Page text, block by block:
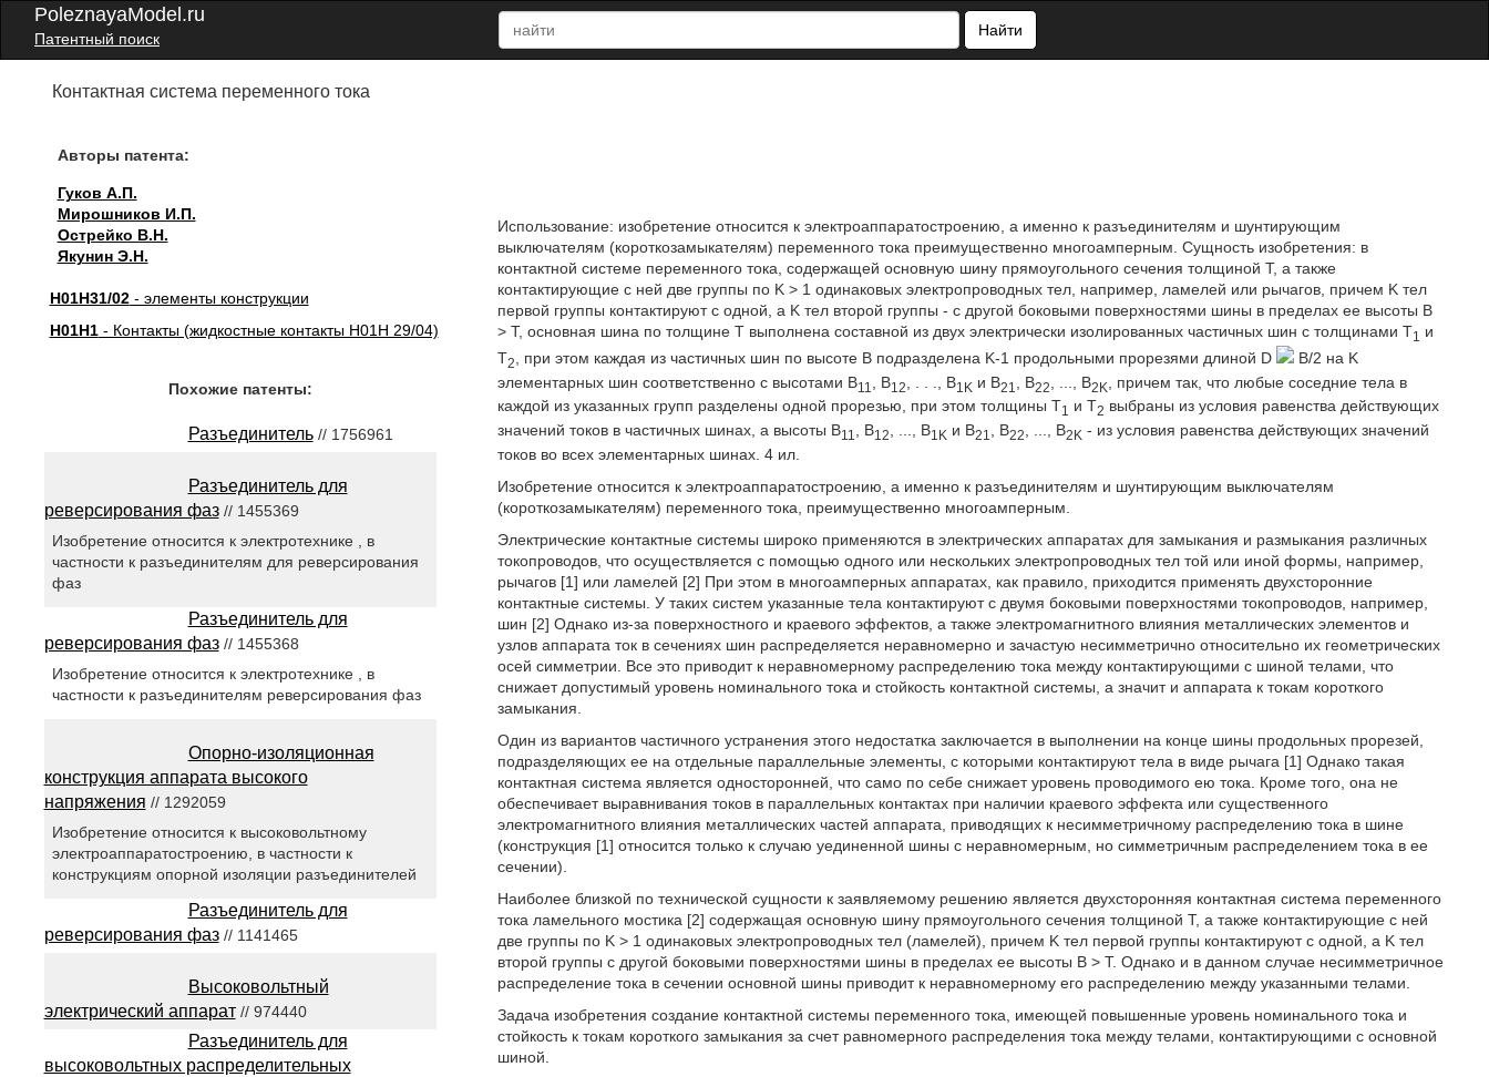
PoleznayaModel.ru
Патентный поиск
Найти
Контактная система переменного тока
Авторы патента:
Гуков А.П.
Мирошников И.П.
Острейко В.Н.
Якунин Э.Н.
H01H31/02- элементы конструкции
H01H1- Контакты (жидкостные контакты H01H 29/04)
Использование: изобретение относится к электроаппаратостроению, а именно к разъединителям и шунтирующим
выключателям (короткозамыкателям) переменного тока преимущественно многоамперным. Сущность изобретения: в
контактной системе переменного тока, содержащей основную шину прямоугольного сечения толщиной T, а также
контактирующие с ней две группы по K > 1 одинаковых электропроводных тел, например, ламелей или рычагов, причем K тел
первой группы контактируют с одной, а K тел второй группы - с другой боковыми поверхностями шины в пределах ее высоты B
> T, основная шина по толщине T выполнена составной из двух электрически изолированных частичных шин с толщинами T1
и
T2 , при этом каждая из частичных шин по высоте B подразделена K-1 продольными прорезями длиной D
B/2 на K
элементарных шин соответственно с высотами B11 , B12 , . . ., B1K и B21 , B22 , ..., B2K
, причем так, что любые соседние тела в
каждой из указанных групп разделены одной прорезью, при этом толщины T1 и T2 выбраны из условия равенства действующих
значений токов в частичных шинах, а высоты B11 , B12 , ..., B1K и B21 , B22 , ..., B2K - из условия равенства действующих значений
токов во всех элементарных шинах. 4 ил.
Изобретение относится к электроаппаратостроению, а именно к разъединителям и шунтирующим выключателям
(короткозамыкателям) переменного тока, преимущественно многоамперным.
Электрические контактные системы широко применяются в электрических аппаратах для замыкания и размыкания различных
токопроводов, что осуществляется с помощью одного или нескольких электропроводных тел той или иной формы, например,
рычагов [1] или ламелей [2] При этом в многоамперных аппаратах, как правило, приходится применять двухсторонние
контактные системы. У таких систем указанные тела контактируют с двумя боковыми поверхностями токопроводов, например,
шин [2] Однако из-за поверхностного и краевого эффектов, а также электромагнитного влияния металлических элементов и
узлов аппарата ток в сечениях шин распределяется неравномерно и зачастую несимметрично относительно их геометрических
осей симметрии. Все это приводит к неравномерному распределению тока между контактирующими с шиной телами, что
снижает допустимый уровень номинального тока и стойкость контактной системы, а значит и аппарата к токам короткого
замыкания.
Один из вариантов частичного устранения этого недостатка заключается в выполнении на конце шины продольных прорезей,
подразделяющих ее на отдельные параллельные элементы, с которыми контактируют тела в виде рычага [1] Однако такая
контактная система является односторонней, что само по себе снижает уровень проводимого ею тока. Кроме того, она не
обеспечивает выравнивания токов в параллельных контактах при наличии краевого эффекта или существенного
электромагнитного влияния металлических частей аппарата, приводящих к несимметричному распределению тока в шине
(конструкция [1] относится только к случаю уединенной шины с неравномерным, но симметричным распределением тока в ее
сечении).
Наиболее близкой по технической сущности к заявляемому решению является двухсторонняя контактная система переменного
тока ламельного мостика [2] содержащая основную шину прямоугольного сечения толщиной T, а также контактирующие с ней
две группы по K > 1 одинаковых электропроводных тел (ламелей), причем K тел первой группы контактируют с одной, а K тел
второй группы с другой боковыми поверхностями шины в пределах ее высоты B > T. Однако и в данном случае несимметричное
распределение тока в сечении основной шины приводит к неравномерному его распределению между указанными телами.
Задача изобретения создание контактной системы переменного тока, имеющей повышенные уровень номинального тока и
стойкость к токам короткого замыкания за счет равномерного распределения тока между телами, контактирующими с основной
шиной.
Похожие патенты:
Разъединитель// 1756961
Разъединитель для
реверсирования фаз// 1455369
Изобретение относится к электротехнике , в
частности к разъединителям для реверсирования
фаз
Разъединитель для
реверсирования фаз// 1455368
Изобретение относится к электротехнике , в
частности к разъединителям реверсирования фаз
Опорно-изоляционная
конструкция аппарата высокого
напряжения // 1292059
Изобретение относится к высоковольтному
электроаппаратостроению, в частности к
конструкциям опорной изоляции разъединителей
Разъединитель для
реверсирования фаз// 1141465
Высоковольтный
электрический аппарат// 974440
Разъединитель для
высоковольтных распределительных